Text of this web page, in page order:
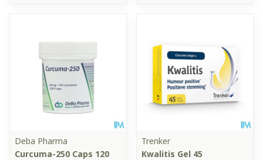
Deba Pharma
Curcuma-250 Caps 120
Trenker
Kwalitis Gel 45